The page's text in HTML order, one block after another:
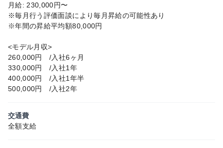
月給: 230,000円〜
※毎月行う評価面談により毎月昇給の可能性あり
※年間の昇給平均額80,000円
<モデル月収>
260,000円 /入社6ヶ月
330,000円 /入社1年
400,000円 /入社1年半
500,000円 /入社2年
交通費
全額支給